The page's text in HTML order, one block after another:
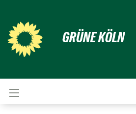
GRÜNE KÖLN